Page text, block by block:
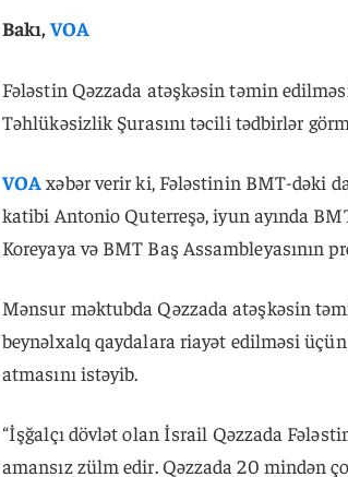
Bakı,VOA
Fələstin Qəzzada atəşkəsin təmin
Təhlükəsizlik Şurasını təcili tədbirlər
VOAxəbər verir ki, Fələstinin BMT-dəki
katibi Antonio Quterreşə, iyun ayında
Koreyaya və BMT Baş Assambleyasının
Mənsur məktubda Qəzzada atəşkəsin
beynəlxalq qaydalara riayət edilməsi
atmasını istəyib.
“İşğalçı dövlət olan İsrail Qəzzada
amansız zülm edir. Qəzzada 20 mindən